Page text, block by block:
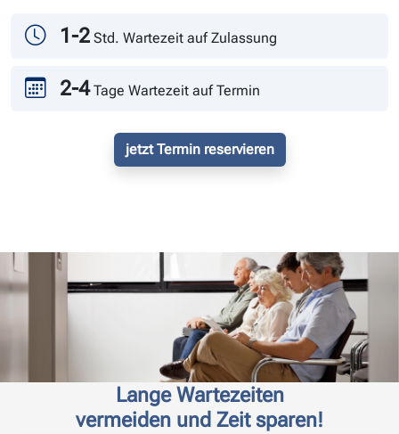
Andrang
1-2 Std. Wartezeit auf Zulassung
2-4 Tage Wartezeit auf Termin
jetzt Termin reservieren
Lange Wartezeiten
vermeiden und Zeit sparen!